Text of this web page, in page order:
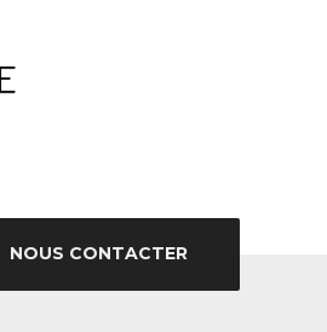
NOUS CONTACTER